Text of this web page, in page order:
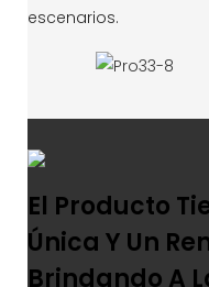
escenarios.
El Producto
Única Y Un
Brindando A